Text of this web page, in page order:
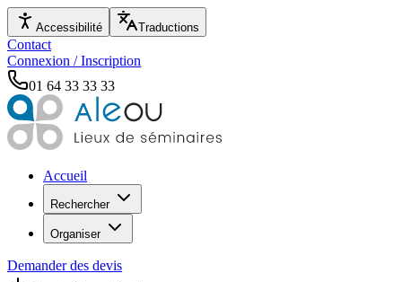
Accessibilité Traductions
Contact
Connexion / Inscription
01 64 33 33 33
Accueil
Rechercher
Organiser
Demander des devis